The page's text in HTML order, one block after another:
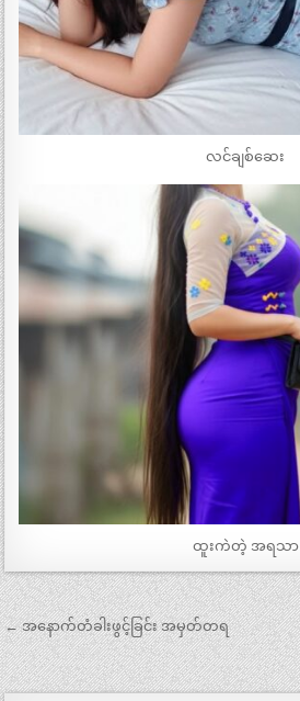
လင်ချစ်ဆေး
ထူးကဲတဲ့ အရသာ
Post
navigation
← အနောက်တံခါးဖွင့်ခြင်း အမှတ်တရ